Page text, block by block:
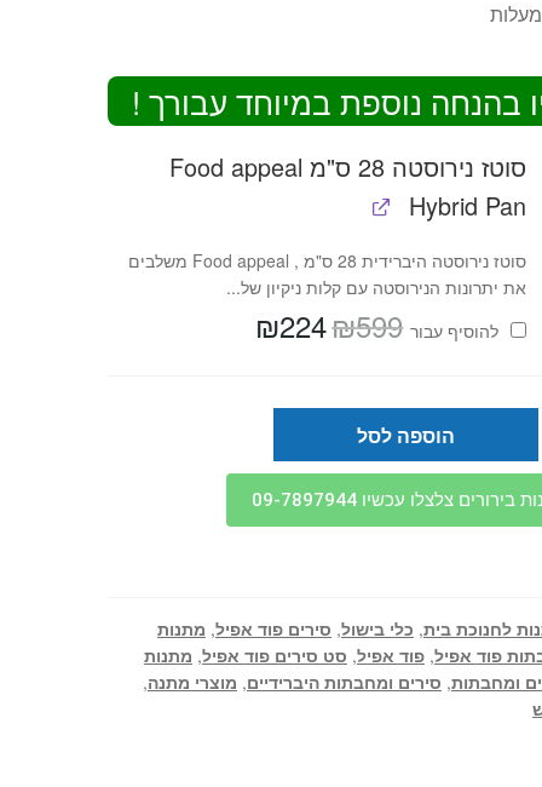
בהנחה נוספת במיוחד עבורך !
סוטז נירוסטה 28 ס"מ Food appeal
Hybrid Pan
סוטז נירוסטה היברידית 28 ס"מ , Food appeal משלבים
את יתרונות הנירוסטה עם קלות ניקיון של...
להוסיף⁦⁩ עבור
₪599 המחיר
המקורי₪224
הוספה לסל
בירורים צלצלו עכשיו 09-7897944
לחנוכת בית, כלי בישול, סירים פוד אפיל, מתנות
פוד אפיל,פוד אפיל, סט סירים פוד אפיל, מתנות
ומחבתות, סירים ומחבתות היברידיים, מוצרי מתנה,